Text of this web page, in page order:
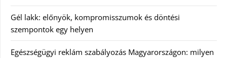
Gél lakk: előnyök, kompromisszumok és döntési
szempontok egy helyen
Egészségügyi reklám szabályozás Magyarországon: milyen